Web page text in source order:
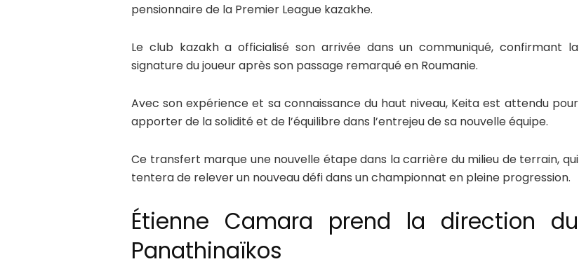
pensionnaire de la Premier League kazakhe.
Le club kazakh a officialisé son arrivée dans un communiqué, confirmant la
signature du joueur après son passage remarqué en Roumanie.
Avec son expérience et sa connaissance du haut niveau, Keita est attendu pour
apporter de la solidité et de l’équilibre dans l’entrejeu de sa nouvelle équipe.
Ce transfert marque une nouvelle étape dans la carrière du milieu de terrain, qui
tentera de relever un nouveau défi dans un championnat en pleine progression.
Étienne Camara prend la direction du
Panathinaïkos